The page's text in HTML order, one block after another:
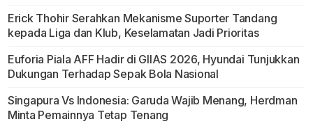
Erick Thohir Serahkan Mekanisme Suporter Tandang
kepada Liga dan Klub, Keselamatan Jadi Prioritas
Euforia Piala AFF Hadir di GIIAS 2026, Hyundai Tunjukkan
Dukungan Terhadap Sepak Bola Nasional
Singapura Vs Indonesia: Garuda Wajib Menang, Herdman
Minta Pemainnya Tetap Tenang